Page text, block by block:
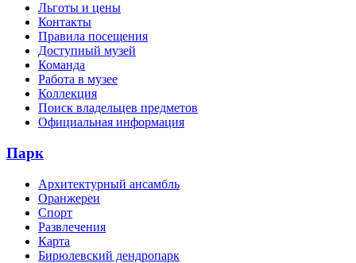
Льготы и цены
Контакты
Правила посещения
Доступный музей
Команда
Работа в музее
Коллекция
Поиск владельцев предметов
Официальная информация
Парк
Архитектурный ансамбль
Оранжереи
Спорт
Развлечения
Карта
Бирюлевский дендропарк